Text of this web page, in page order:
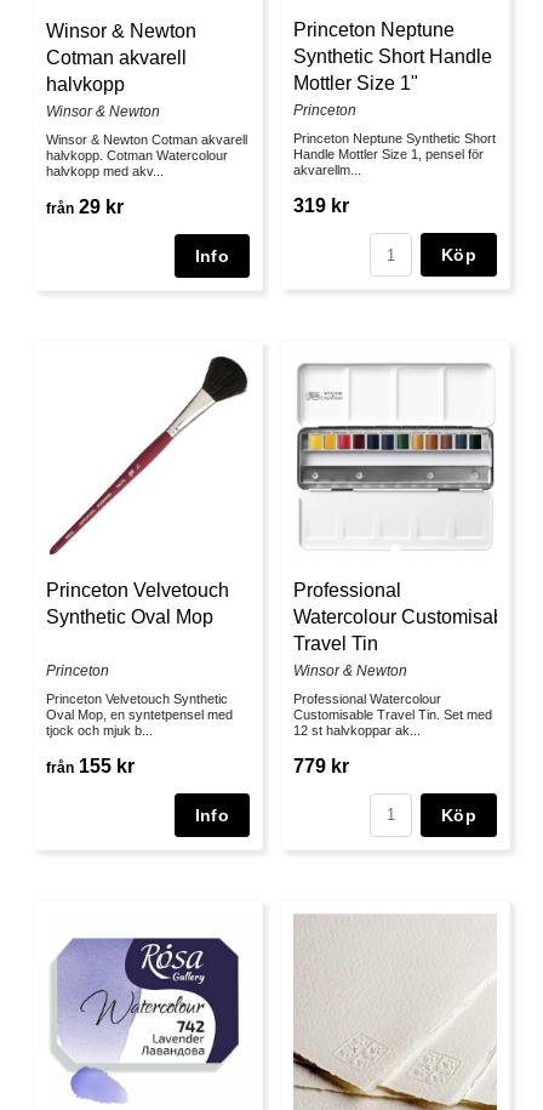
Winsor & Newton
Cotman akvarell
halvkopp
Winsor & Newton
Winsor & Newton Cotman akvarell
halvkopp. Cotman Watercolour
halvkopp med akv...
från 29 kr
Princeton Neptune
Synthetic Short Handle
Mottler Size 1"
Princeton
Princeton Neptune Synthetic Short
Handle Mottler Size 1, pensel för
akvarellm...
319 kr
Köp
Princeton Velvetouch
Synthetic Oval Mop
Princeton
Princeton Velvetouch Synthetic
Oval Mop, en syntetpensel med
tjock och mjuk b...
från 155 kr
Professional
Watercolour Customisable
Travel Tin
Winsor & Newton
Professional Watercolour
Customisable Travel Tin. Set med
12 st halvkoppar ak...
779 kr
Köp